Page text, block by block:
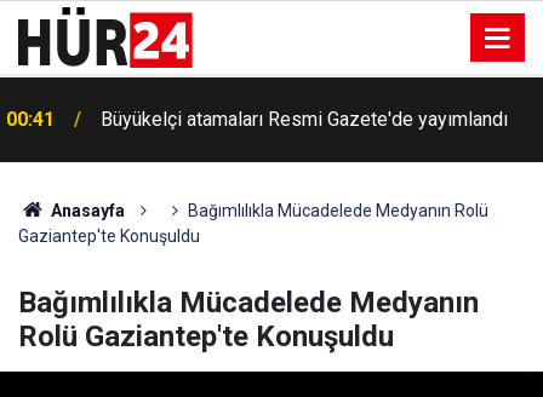
00:41 Büyükelçi atamaları Resmi Gazete'de yayımlandı
00:38
verildi
Anasayfa
Bağımlılıkla Mücadelede Medyanın Rolü
Gaziantep'te Konuşuldu
Bağımlılıkla Mücadelede Medyanın
Rolü Gaziantep'te Konuşuldu